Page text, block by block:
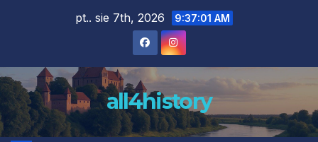
pt.. sie 7th, 2026 9:37:02 AM
all4history